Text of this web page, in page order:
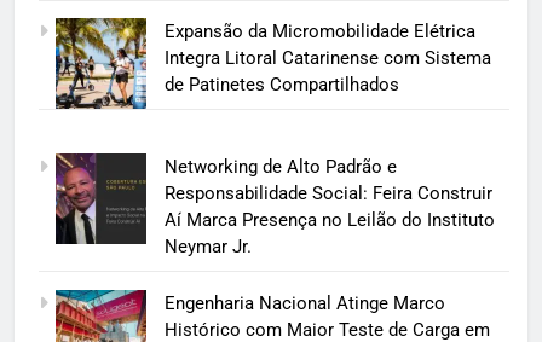
Expansão da Micromobilidade Elétrica
Integra Litoral Catarinense com Sistema
de Patinetes Compartilhados
Networking de Alto Padrão e
Responsabilidade Social: Feira Construir
Aí Marca Presença no Leilão do Instituto
Neymar Jr.
Engenharia Nacional Atinge Marco
Histórico com Maior Teste de Carga em